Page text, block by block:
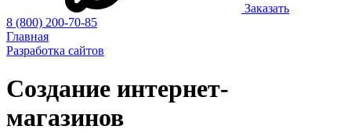
Заказать
8 (800) 200-70-85
Главная
Разработка сайтов
Создание интернет-
магазинов